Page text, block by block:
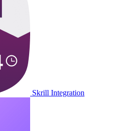
Skrill Integration